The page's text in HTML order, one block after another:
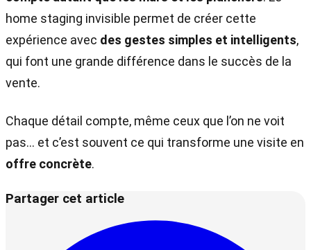
home staging invisible permet de créer cette
expérience avec des gestes simples et intelligents,
qui font une grande différence dans le succès de la
vente.
Chaque détail compte, même ceux que l’on ne voit
pas… et c’est souvent ce qui transforme une visite en
offre concrète.
Partager cet article